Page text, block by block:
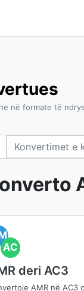
në formate të
AC
deri AC3
AMR në AC3